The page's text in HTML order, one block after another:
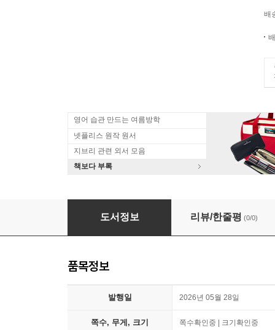
배
영어 습관 만드는 여름방학
넷플리스 원작 원서
지브리 관련 외서 모음
책보다 부록
無音になる朝
도서정보 리뷰/한줄평 (0/0)
품목정보
발행일 2026년 05월 28일
쪽수, 무게, 크기 쪽수확인중 | 크기확인중